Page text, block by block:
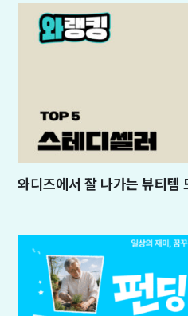
와디즈에서 잘 나가는 뷰티템